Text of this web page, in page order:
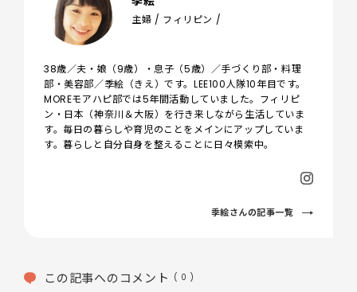
主婦 / フィリピン /
38歳／夫・娘（9歳）・息子（5歳）／手づくり部・料理
部・美容部／季絵（きえ）です。LEE100人隊10年目です。
MOREモアハピ部では5年間活動していました。フィリピ
ン・日本（神奈川＆大阪）を行き来しながら生活していま
す。毎日の暮らしや育児のことをメインにアップしていま
す。暮らしと自分自身を整えることに日々模索中。
季絵さんの記事一覧
この記事へのコメント ( 0 )